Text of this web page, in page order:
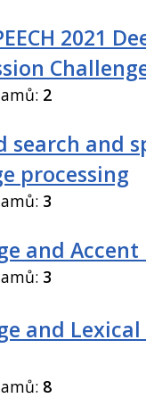
2021
2
search and
processing
3
and
3
and
8